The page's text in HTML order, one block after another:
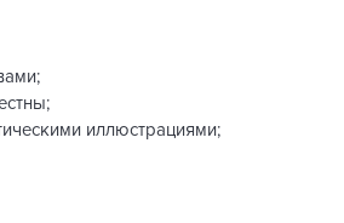
иллюстрациями;